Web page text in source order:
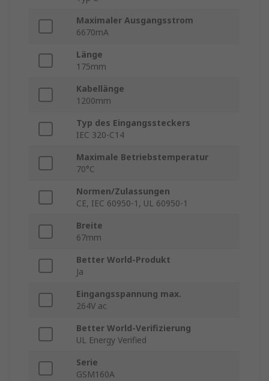
Maximaler Ausgangsstrom
6670mA
Länge
175mm
Kabellänge
1200mm
Typ des Eingangssteckers
IEC 320-C14
Maximale Betriebstemperatur
70°C
Normen/Zulassungen
CE, IEC 60950-1, UL 60950-1
Breite
67mm
Better World-Produkt
Ja
Eingangsspannung max.
264V ac
Better World-Verifizierung
UL Energy Verified
Serie
GSM160A